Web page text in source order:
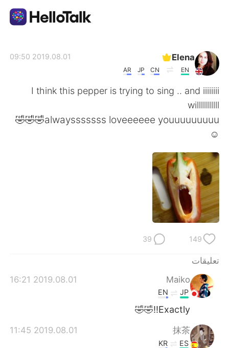
Indonesia
Português
Elena
EN
CN
JP
AR
2019.08.01 09:50
I think this pepper is trying to sing .. and iiiiiiii
willlllllllll
alwaysssssss loveeeeee youuuuuuuuu🤣🤣🤣
☺️
149
39
تعليقات
Maiko
2019.08.01 16:21
JP
EN
Exactly!!🤣🤣
抹茶
2019.08.01 11:45
ES
KR